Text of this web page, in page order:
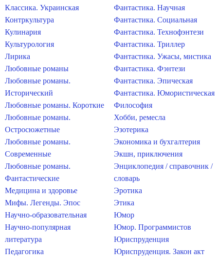
Классика. Украинская
Контркультура
Кулинария
Культурология
Лирика
Любовные романы
Любовные романы.
Исторический
Любовные романы. Короткие
Любовные романы.
Остросюжетные
Любовные романы.
Современные
Любовные романы.
Фантастические
Медицина и здоровье
Мифы. Легенды. Эпос
Научно-образовательная
Научно-популярная
литература
Педагогика
Фантастика. Научная
Фантастика. Социальная
Фантастика. Технофэнтези
Фантастика. Триллер
Фантастика. Ужасы, мистика
Фантастика. Фэнтези
Фантастика. Эпическая
Фантастика. Юмористическая
Философия
Хобби, ремесла
Эзотерика
Экономика и бухгалтерия
Экшн, приключения
Энциклопедия / справочник /
словарь
Эротика
Этика
Юмор
Юмор. Программистов
Юриспруденция
Юриспруденция. Закон акт